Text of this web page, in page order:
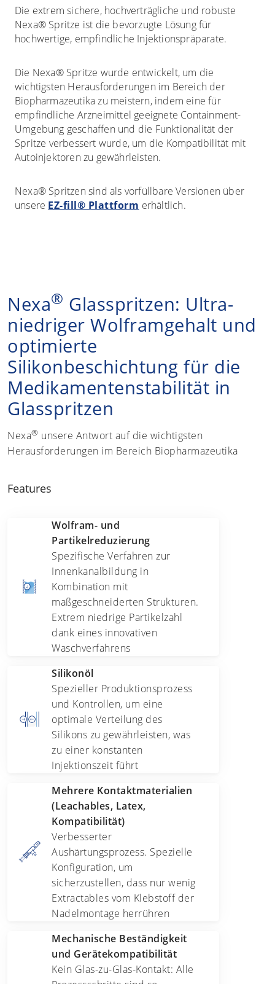
Die extrem sichere, hochverträgliche und robuste
Nexa® Spritze ist die bevorzugte Lösung für
hochwertige, empfindliche Injektionspräparate.
Die Nexa® Spritze wurde entwickelt, um die
wichtigsten Herausforderungen im Bereich der
Biopharmazeutika zu meistern, indem eine für
empfindliche Arzneimittel geeignete Containment-
Umgebung geschaffen und die Funktionalität der
Spritze verbessert wurde, um die Kompatibilität mit
Autoinjektoren zu gewährleisten.
Nexa® Spritzen sind als vorfüllbare Versionen über
unsere EZ-fill® Plattform erhältlich.
Nexa® Glasspritzen: Ultra-
niedriger Wolframgehalt und
optimierte
Silikonbeschichtung für die
Medikamentenstabilität in
Glasspritzen
Nexa® unsere Antwort auf die wichtigsten
Herausforderungen im Bereich Biopharmazeutika
Features
Wolfram- und
Partikelreduzierung
Spezifische Verfahren zur
Innenkanalbildung in
Kombination mit
maßgeschneiderten Strukturen.
Extrem niedrige Partikelzahl
dank eines innovativen
Waschverfahrens
Silikonöl
Spezieller Produktionsprozess
und Kontrollen, um eine
optimale Verteilung des
Silikons zu gewährleisten, was
zu einer konstanten
Injektionszeit führt
Mehrere Kontaktmaterialien
(Leachables, Latex,
Kompatibilität)
Verbesserter
Aushärtungsprozess. Spezielle
Konfiguration, um
sicherzustellen, dass nur wenig
Extractables vom Klebstoff der
Nadelmontage herrühren
Mechanische Beständigkeit
und Gerätekompatibilität
Kein Glas-zu-Glas-Kontakt: Alle